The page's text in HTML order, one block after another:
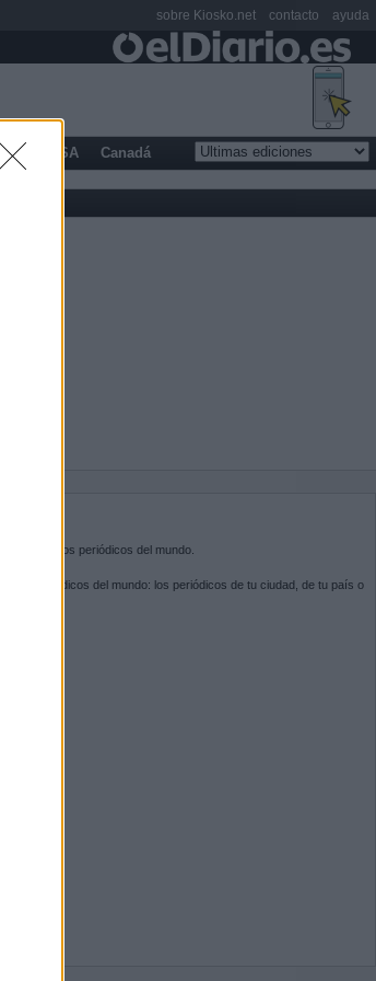
USA Canadá
entrada a los periódicos del mundo.
los periódicos del mundo: los periódicos de tu ciudad, de tu país o
sobre Kiosko.net contacto ayuda